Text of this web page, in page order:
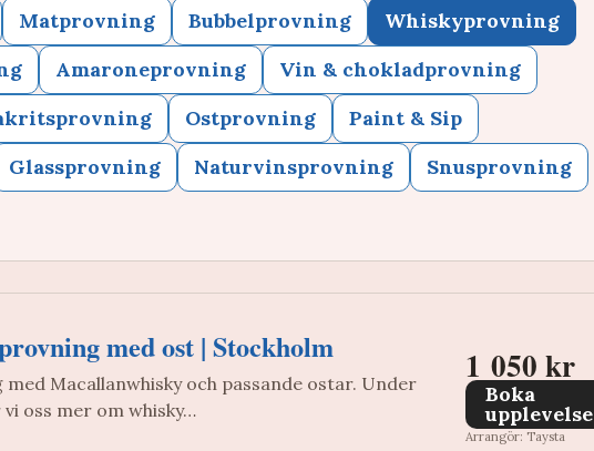
Matprovning Bubbelprovning
Whiskyprovning
Amaroneprovning
Vin & chokladprovning
Ostprovning
Paint & Sip
Glassprovning Naturvinsprovning
Snusprovning
med ost | Stockholm
med Macallanwhisky och passande ostar. Under
oss mer om whisky…
1 050 kr
Boka
upplevelse
Arrangör: Taysta